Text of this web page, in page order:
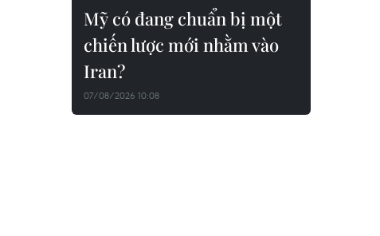
Mỹ có đang chuẩn bị một
chiến lược mới nhằm vào
Iran?
07/08/2026 10:08